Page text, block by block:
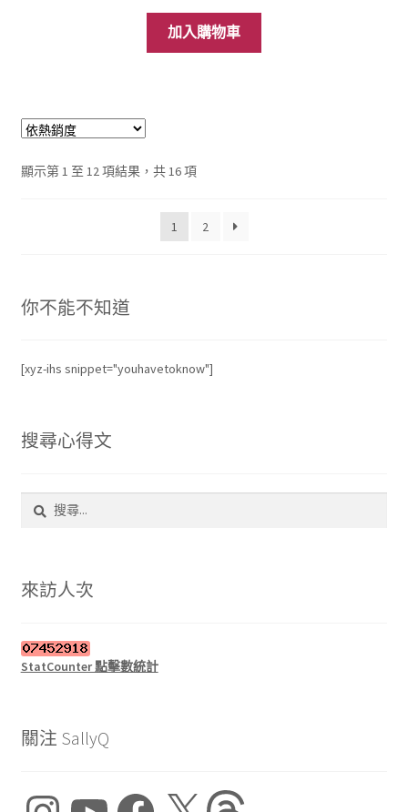
價
格：
加入購物車
顯示第 1 至 12 項結果，共 16 項依
度
1 2
你不能不知道
[xyz-ihs snippet="youhavetoknow"]
搜尋心得文
字:
來訪人次
StatCounter 點擊數統計
關注 SallyQ
InstagramYouTube Facebook Threads